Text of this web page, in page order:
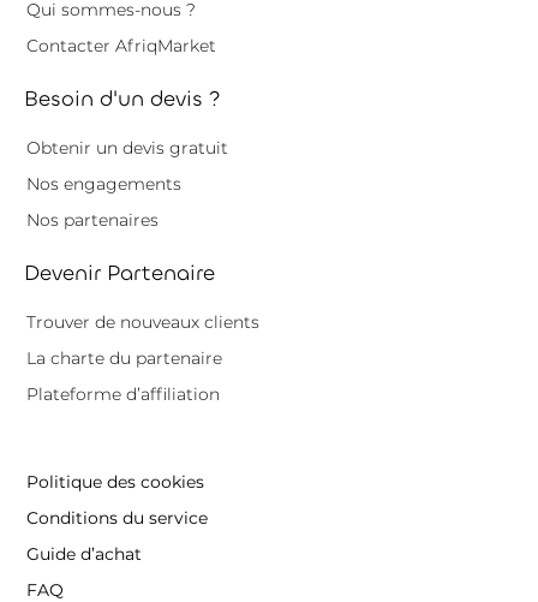
Qui sommes-nous ?
Contacter AfriqMarket
Besoin d'un devis ?
Obtenir un devis gratuit
Nos engagements
Nos partenaires
Devenir Partenaire
Trouver de nouveaux clients
La charte du partenaire
Plateforme d’affiliation
Politique des cookies
Conditions du service
Guide d’achat
FAQ